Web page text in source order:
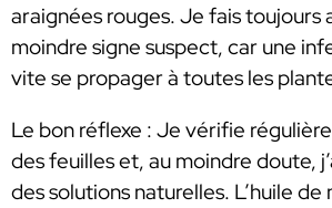
araignées rouges. Je fais toujours
moindre signe suspect, car une
vite se propager à toutes les
Le bon réflexe : Je vérifie
des feuilles et, au moindre doute,
des solutions naturelles. L’huile de